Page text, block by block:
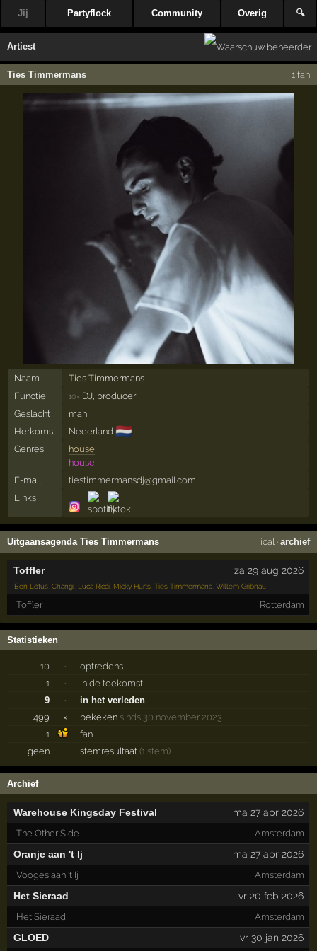
Jij Partyflock Community Overig 🔍
Artiest
Ties Timmermans 1 fan
Naam
Ties Timmermans
Functie
10× DJ, producer
Geslacht
man
Herkomst
Nederland 🇳🇱
Genres
house
house
E-mail
tiestimmermansdj@gmail.com
Links
Uitgaansagenda Ties Timmermans ical· archief
Toffler za 29 aug 2026
Ben Lotus ,Changi Luca Ricci Micky Hurts ,Ties Timmermans ,Willem Gribnau
Toffler Rotterdam
Statistieken
10 ·
optredens
1
·
in de toekomst
9
·
in het verleden
499
× bekeken sinds 30 november 2023
1
fan
geen
stemresultaat(1 stem)
Archief
Warehouse Kingsday Festival ma 27 apr 2026
The Other Side Amsterdam
Oranje aan 't Ij ma 27 apr 2026
Vooges aan 't Ij Amsterdam
Het Sieraad vr 20 feb 2026
Het Sieraad Amsterdam
GLOED vr 30 jan 2026